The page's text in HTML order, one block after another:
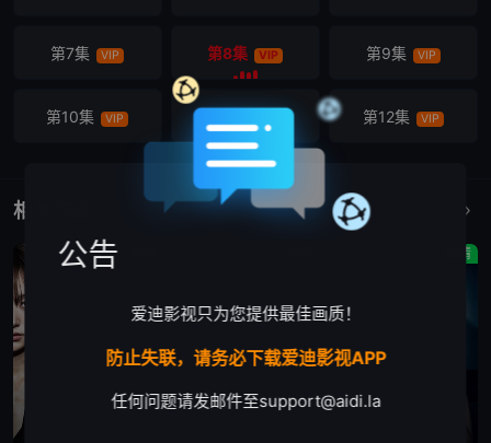
第7集 VIP 第8集 VIP 第9集 VIP
第10集 VIP 第12集 VIP
相关作品
剧情
公告
爱迪影视只为您提供最佳画质！
防止失联，请务必下载爱迪影视APP
任何问题请发邮件至support@aidi.la